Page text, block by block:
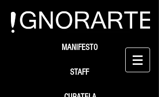
STAFF
MANIFESTO